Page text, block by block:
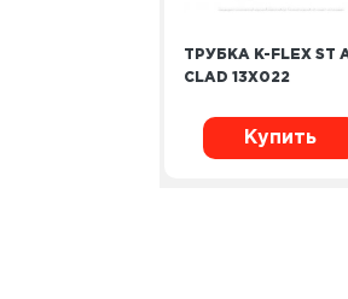
ТРУБКА K-FLEX ST
CLAD 13Х022
Купить